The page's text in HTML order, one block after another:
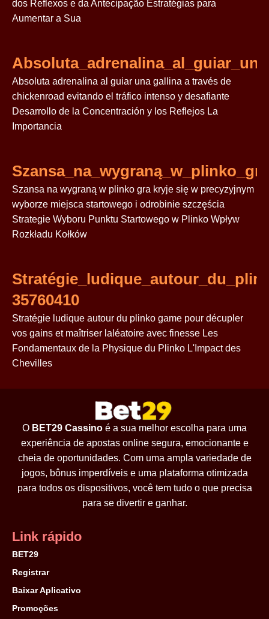
dos Reflexos e da Antecipação Estratégias para
Aumentar a Sua
Absoluta adrenalina al guiar una gallina a través de
chickenroad evitando el tráfico intenso y desafiante
Desarrollo de la Concentración y los Reflejos La
Importancia
Szansa na wygraną w plinko gra kryje się w precyzyjnym
wyborze miejsca startowego i odrobinie szczęścia
Strategie Wyboru Punktu Startowego w Plinko Wpływ
Rozkładu Kołków
35760410
Stratégie ludique autour du plinko game pour décupler
vos gains et maîtriser laléatoire avec finesse Les
Fondamentaux de la Physique du Plinko L'Impact des
Chevilles
O BET29 Cassino é a sua melhor escolha para uma
experiência de apostas online segura, emocionante e
cheia de oportunidades. Com uma ampla variedade de
jogos, bônus imperdíveis e uma plataforma otimizada
para todos os dispositivos, você tem tudo o que precisa
para se divertir e ganhar.
Link rápido
BET29
Registrar
Baixar Aplicativo
Promoções